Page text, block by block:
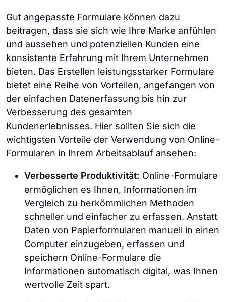
Gut angepasste Formulare können dazu
beitragen, dass sie sich wie Ihre Marke anfühlen
und aussehen und potenziellen Kunden eine
konsistente Erfahrung mit Ihrem Unternehmen
bieten. Das Erstellen leistungsstarker Formulare
bietet eine Reihe von Vorteilen, angefangen von
der einfachen Datenerfassung bis hin zur
Verbesserung des gesamten
Kundenerlebnisses. Hier sollten Sie sich die
wichtigsten Vorteile der Verwendung von Online-
Formularen in Ihrem Arbeitsablauf ansehen:
Verbesserte Produktivität: Online-Formulare
ermöglichen es Ihnen, Informationen im
Vergleich zu herkömmlichen Methoden
schneller und einfacher zu erfassen. Anstatt
Daten von Papierformularen manuell in einen
Computer einzugeben, erfassen und
speichern Online-Formulare die
Informationen automatisch digital, was Ihnen
wertvolle Zeit spart.